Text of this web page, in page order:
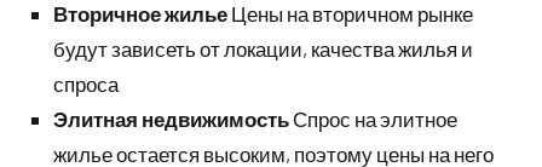
Вторичное жилье Цены на вторичном рынке
будут зависеть от локации, качества жилья и
спроса
Элитная недвижимостьСпрос на элитное
жилье остается высоким, поэтому цены на него